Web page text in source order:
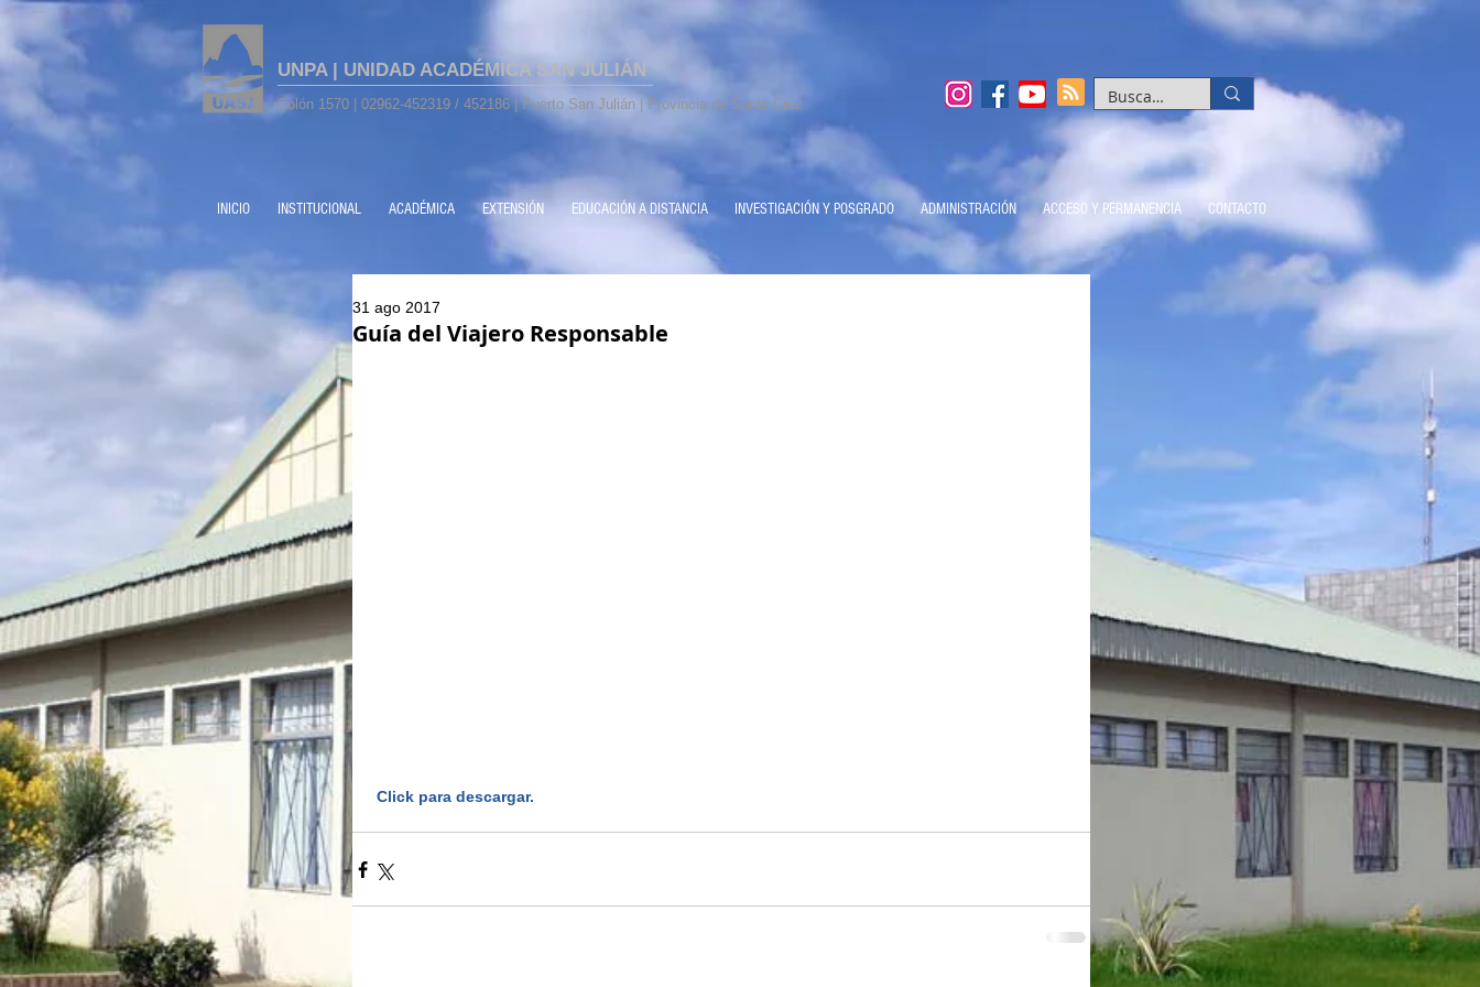
UNPA | UNIDAD ACADÉMICA SAN JULIÁN
Colón 1570 | 02962-452319 / 452186 | Puerto San Julián | Provincia de Santa Cruz
INICIO INSTITUCIONAL ACADÉMICA EXTENSIÓN EDUCACIÓN A DISTANCIA INVESTIGACIÓN Y POSGRADO ADMINISTRACIÓN ACCESO Y PERMANENCIA CONTACTO
Guía del Viajero Responsable
31 ago 2017
Click para descargar.